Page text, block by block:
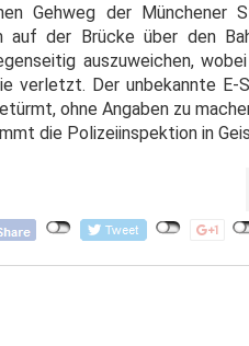
Gehweg der Münchener
auf der Brücke über den
auszuweichen,
verletzt. Der unbekannte
ohne Angaben zu
die Polizeiinspektion in